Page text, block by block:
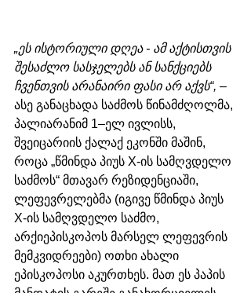
„ეს ისტორიული დღეა - ამ აქტისთვის
შესაძლო სასჯელებს ან სანქციებს
ჩვენთვის არანაირი ფასი არ აქვს“, –
ასე განაცხადა საძმოს წინამძღოლმა,
პალიარანიმ 1–ელ ივლისს,
შვეიცარიის ქალაქ ეკონში მაშინ,
როცა „წმინდა პიუს X-ის სამღვდელო
საძმოს“ მთავარ რეზიდენციაში,
ლეფევრელებმა (იგივე წმინდა პიუს
X-ის სამღვდელო საძმო,
არქიეპისკოპოს მარსელ ლეფევრის
მემკვიდრეები) ოთხი ახალი
ეპისკოპოსი აკურთხეს. მათ ეს პაპის